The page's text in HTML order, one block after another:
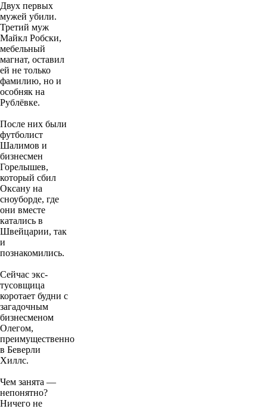
Двух первых
мужей убили.
Третий муж
Майкл Робски,
мебельный
магнат, оставил
ей не только
фамилию, но и
особняк на
Рублёвке.
После них были
футболист
Шалимов и
бизнесмен
Горелышев,
который сбил
Оксану на
сноуборде, где
они вместе
катались в
Швейцарии, так
и
познакомились.
Сейчас экс-
тусовщица
коротает будни с
загадочным
бизнесменом
Олегом,
преимущественно
в Беверли
Хиллс.
Чем занята —
непонятно?
Ничего не